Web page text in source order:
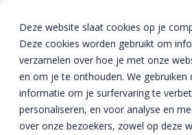
Deze website slaat cookies op je
Deze cookies worden gebruikt om
verzamelen over hoe je met onze
en om je te onthouden. We gebruiken
informatie om je surfervaring te
personaliseren, en voor analyse en
over onze bezoekers, zowel op deze
Over ons
Over ons
Veiligheid
Home
»
BTE - Nieuws &
Media »
Wat zijn je taken
BTE Groep